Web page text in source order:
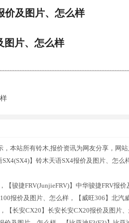
价及图片、怎么样
图片、怎么样
本站所有铃木,报价资讯为网友分享，网
】铃木天语SX4报价及图片、怎么
骏捷FRV(JunjieFRV)】中华骏捷FRV报价
报价及图片、怎么样，【威旺306】北汽
【长安CX20】长安长安CX20报价及图片